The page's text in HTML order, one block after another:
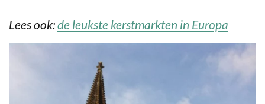
Lees ook:de leukste kerstmarkten in Europa